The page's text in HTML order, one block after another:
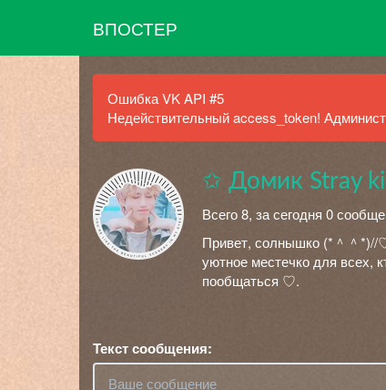
ВПОСТЕР
Ошибка VK API #5
Недействительный access_token!
✩ Домик Stray
Всего 8, за сегодня 0
Привет, солнышко (*＾＾*)//
уютное местечко для всех,
пообщаться ♡.
Текст сообщения: